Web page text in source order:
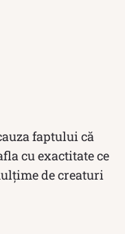
faptului că
cu exactitate ce
de creaturi